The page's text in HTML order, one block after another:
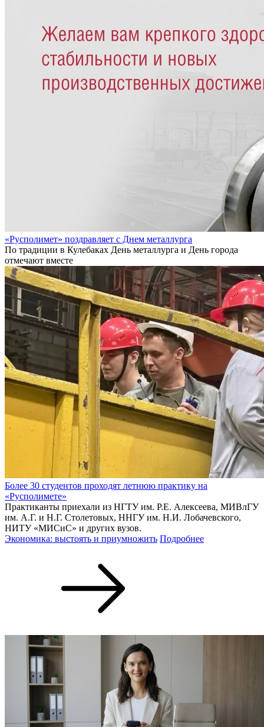
«Русполимет» поздравляет с Днем металлурга
По традиции в Кулебаках День металлурга и День города
отмечают вместе
Более 30 студентов проходят летнюю практику на
«Русполимете»
Практиканты приехали из НГТУ им. Р.Е. Алексеева, МИВлГУ
им. А.Г. и Н.Г. Столетовых, ННГУ им. Н.И. Лобачевского,
НИТУ «МИСиС» и других вузов.
Экономика: выстоять и приумножить Подробнее